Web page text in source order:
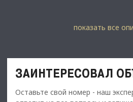
✅Основные
• Высота потолков: 3,5 м;
• Этаж: 1 ;
⭐Стоимость, условия
показать все
ЗАИНТЕРЕСОВАЛ
Оставьте свой номер - наш